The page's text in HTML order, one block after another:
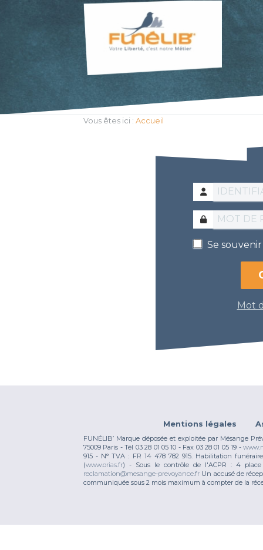
Vous êtes ici : Accueil
Se
Mot
Mentions légales
FUNÉLIB’ Marque déposée et exploitée par Mésange
75009 Paris - Tél 03 28 01 05 10 - Fax 03 28 01 05 19 -
915 - N° TVA : FR 14 478 782 915. Habilitation
(www.orias.fr) - Sous le contrôle de l'ACPR : 4 place
reclamation@mesange-prevoyance.fr Un accusé de
communiquée sous 2 mois maximum à compter de la